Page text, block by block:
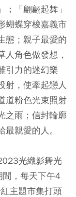
「翩翩起舞」
蝴蝶穿梭嘉義市
態；親子最愛的
人角色做發想，
引力的迷幻樂
射，使牽起戀人
道粉色光束照射
之雨；信封輪廓
親愛的人。
光織影舞光
，每天下午4
紅主題市集打頭